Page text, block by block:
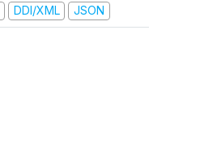
DDI/XML JSON